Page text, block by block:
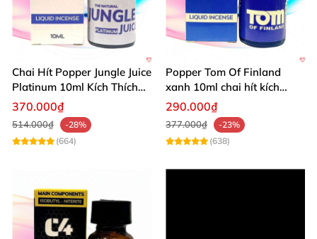
Chai Hít Popper Jungle Juice
Platinum 10ml Kích Thích
Mạnh
370.000₫
514.000₫
-28%
(664)
Popper Tom Of Finland
xanh 10ml chai hít kích
thích mạnh mẽ
290.000₫
377.000₫
-23%
(638)